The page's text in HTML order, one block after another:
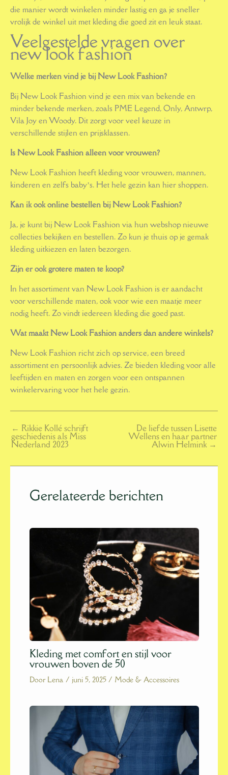
die manier wordt winkelen minder lastig en ga je sneller
vrolijk de winkel uit met kleding die goed zit en leuk staat.
Veelgestelde vragen over
new look fashion
Welke merken vind je bij New Look Fashion?
Bij New Look Fashion vind je een mix van bekende en
minder bekende merken, zoals PME Legend, Only, Antwrp,
Vila Joy en Woody. Dit zorgt voor veel keuze in
verschillende stijlen en prijsklassen.
Is New Look Fashion alleen voor vrouwen?
New Look Fashion heeft kleding voor vrouwen, mannen,
kinderen en zelfs baby’s. Het hele gezin kan hier shoppen.
Kan ik ook online bestellen bij New Look Fashion?
Ja, je kunt bij New Look Fashion via hun webshop nieuwe
collecties bekijken en bestellen. Zo kun je thuis op je gemak
kleding uitkiezen en laten bezorgen.
Zijn er ook grotere maten te koop?
In het assortiment van New Look Fashion is er aandacht
voor verschillende maten, ook voor wie een maatje meer
nodig heeft. Zo vindt iedereen kleding die goed past.
Wat maakt New Look Fashion anders dan andere winkels?
New Look Fashion richt zich op service, een breed
assortiment en persoonlijk advies. Ze bieden kleding voor alle
leeftijden en maten en zorgen voor een ontspannen
winkelervaring voor het hele gezin.
← Rikkie Kollé schrijft
geschiedenis als Miss
Nederland 2023
De liefde tussen Lisette
Wellens en haar partner
Alwin Helmink →
Gerelateerde berichten
Kleding met comfort en stijl voor
vrouwen boven de 50
Door Lena / juni 5, 2025 / Mode & Accessoires